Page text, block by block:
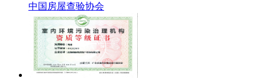
中国房屋查验协会